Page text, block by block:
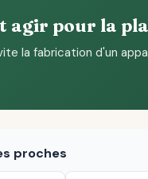
agir pour la
la fabrication d'un
proches